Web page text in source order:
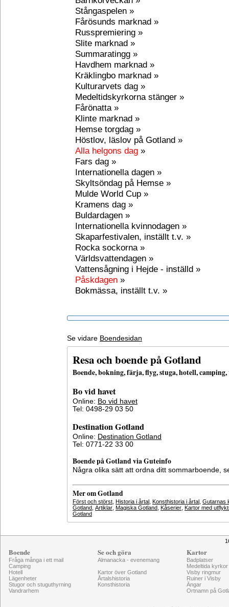
Stångaspelen »
Fårösunds marknad »
Russpremiering »
Slite marknad »
Summaratingg »
Havdhem marknad »
Kräklingbo marknad »
Kulturarvets dag »
Medeltidskyrkorna stänger »
Fårönatta »
Klinte marknad »
Hemse torgdag »
Höstlov, läslov på Gotland »
Alla helgons dag »
Fars dag »
Internationella dagen »
Skyltsöndag på Hemse »
Mulde World Cup »
Kramens dag »
Buldardagen »
Internationella kvinnodagen »
Skaparfestivalen, inställt t.v. »
Rocka sockorna »
Världsvattendagen »
Vattensågning i Hejde - inställd »
Påskdagen »
Bokmässa, inställt t.v. »
Se vidare Boendesidan
Resa och boende på Gotland
Boende, bokning, färja, flyg, stuga, hotell,
Bo vid havet
Online: Bo vid havet
Tel: 0498-29 03 50
Destination Gotland
Online: Destination Gotland
Tel: 0771-22 33 00
Boende på Gotland via Guteinfo
Några olika sätt att ordna ditt sommarboende,
Mer om Gotland
Först och störst Historia i årtal Konsthistoria i årtal Gutarnas
Gotland Artiklar Magiska Gotland Kåserier Kartor med
Gotland
Boende
Fråga många i ett mail
Camping
Hotell
Lägenheter
Stugor och stuguthyrning
Vandrarhem
Se och göra
Almanacka - evenemang
Kartor över Gotland
Årtalshistoria
Konsthistoria
Kartor
Badplatser
Medeltida kyrkor
Visby ringmur
Ruiner i Visby
Ängar
Ortnamn på